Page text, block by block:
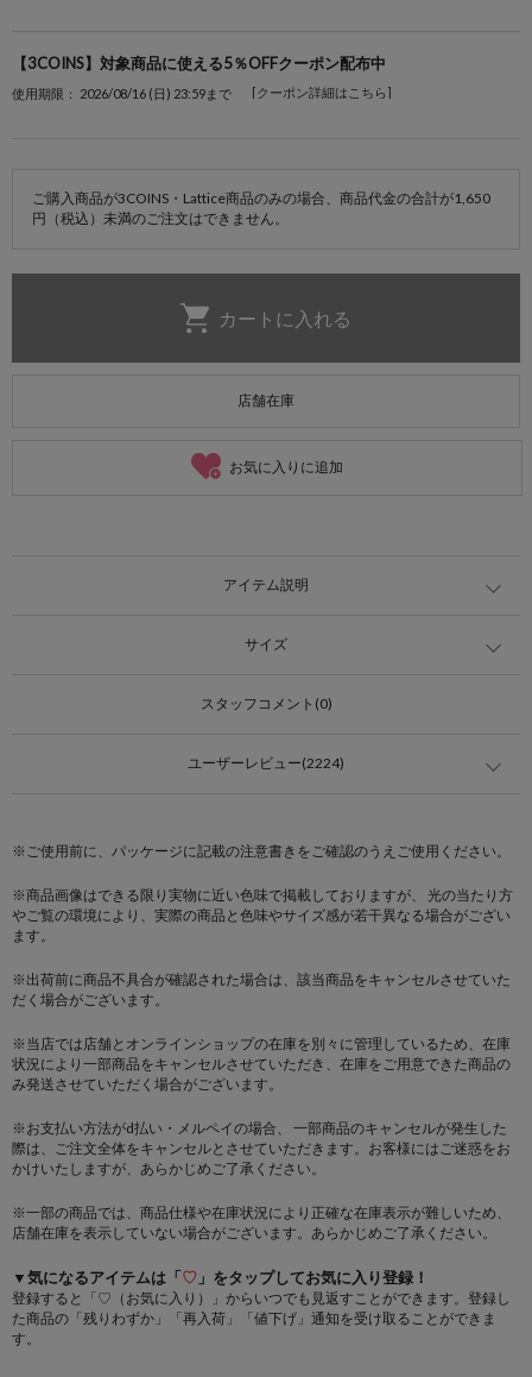
【3COINS】対象商品に使える5％OFFクーポン配布中
使用期限： 2026/08/16 (日) 23:59まで [クーポン詳細はこちら]
ご購入商品が3COINS・Lattice商品のみの場合、商品代金の合計が1,650
円（税込）未満のご注文はできません。
店舗在庫
お気に入りに追加
アイテム説明
サイズ
スタッフコメント(0)
ユーザーレビュー(2224)
※ご使用前に、パッケージに記載の注意書きをご確認のうえご使用ください。
※商品画像はできる限り実物に近い色味で掲載しておりますが、 光の当たり方
やご覧の環境により、実際の商品と色味やサイズ感が若干異なる場合がござい
ます。
※出荷前に商品不具合が確認された場合は、該当商品をキャンセルさせていた
だく場合がございます。
※当店では店舗とオンラインショップの在庫を別々に管理しているため、在庫
状況により一部商品をキャンセルさせていただき、在庫をご用意できた商品の
み発送させていただく場合がございます。
※お支払い方法がd払い・メルペイの場合、 一部商品のキャンセルが発生した
際は、ご注文全体をキャンセルとさせていただきます。お客様にはご迷惑をお
かけいたしますが、あらかじめご了承ください。
※一部の商品では、商品仕様や在庫状況により正確な在庫表示が難しいため、
店舗在庫を表示していない場合がございます。あらかじめご了承ください。
▼気になるアイテムは「♡ 」をタップしてお気に入り登録！
登録すると「♡（お気に入り）」からいつでも見返すことができます。登録し
た商品の「残りわずか」「再入荷」「値下げ」通知を受け取ることができま
す。